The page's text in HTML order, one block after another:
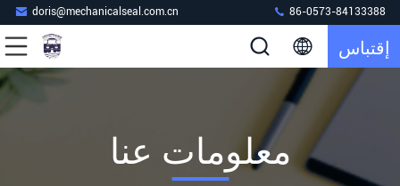
doris@mechanicalseal.com.cn 86-0573-84133388
إقتباس
معلومات عنا